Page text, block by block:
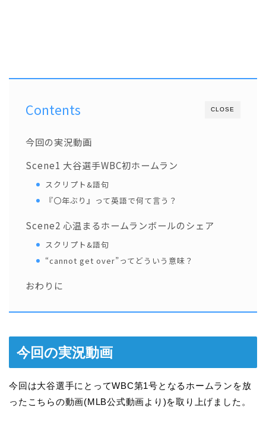
CLOSE
Contents
今回の実況動画
Scene1 大谷選手WBC初ホームラン
スクリプト&語句
『〇年ぶり』って英語で何て言う？
Scene2 心温まるホームランボールのシェア
スクリプト&語句
“cannot get over”ってどういう意味？
おわりに
今回の実況動画
今回は大谷選手にとってWBC第1号となるホームランを放
ったこちらの動画(MLB公式動画より)を取り上げました。